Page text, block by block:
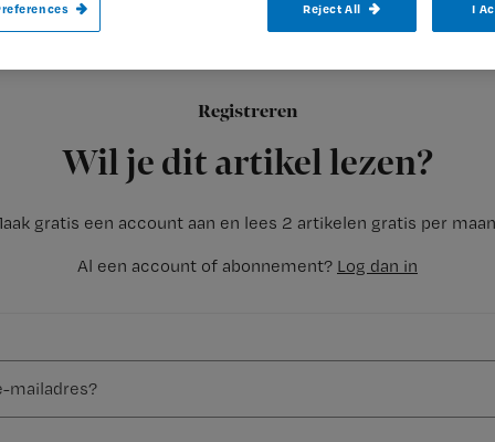
Registreren
Wil je dit artikel lezen?
gratis een account aan en lees 2 artikelen gratis per
Al een account of abonnement? Log dan in
Mindfulness, wat is dat eigenlijk? En
Reject All I